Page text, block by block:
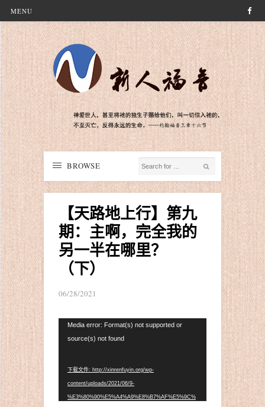
MENU
BROWSE
【天路地上行】第九
期：主啊，完全我的
另一半在哪里？
（下）
06/28/2021
Media error: Format(s) not supported or
source(s) not found
下载文件: http://xinrenfuyin.org/wp-
content/uploads/2021/06/9-
%E3%80%90%E5%A4%A9%E8%B7%AF%E5%9C%